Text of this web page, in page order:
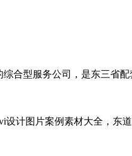
合型服务公司，是东三省
计图片案例素材大全，东